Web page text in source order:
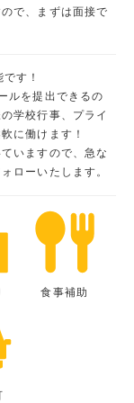
で、まずは面接で
す！
ルを提出できるの
学校行事、プライ
に働けます！
いますので、急な
ローいたします。
食事補助